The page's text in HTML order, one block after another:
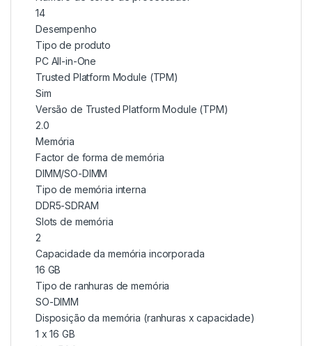
14
Desempenho
Tipo de produto
PC All-in-One
Trusted Platform Module (TPM)
Sim
Versão de Trusted Platform Module (TPM)
2.0
Memória
Factor de forma de memória
DIMM/SO-DIMM
Tipo de memória interna
DDR5-SDRAM
Slots de memória
2
Capacidade da memória incorporada
16 GB
Tipo de ranhuras de memória
SO-DIMM
Disposição da memória (ranhuras x capacidade)
1 x 16 GB